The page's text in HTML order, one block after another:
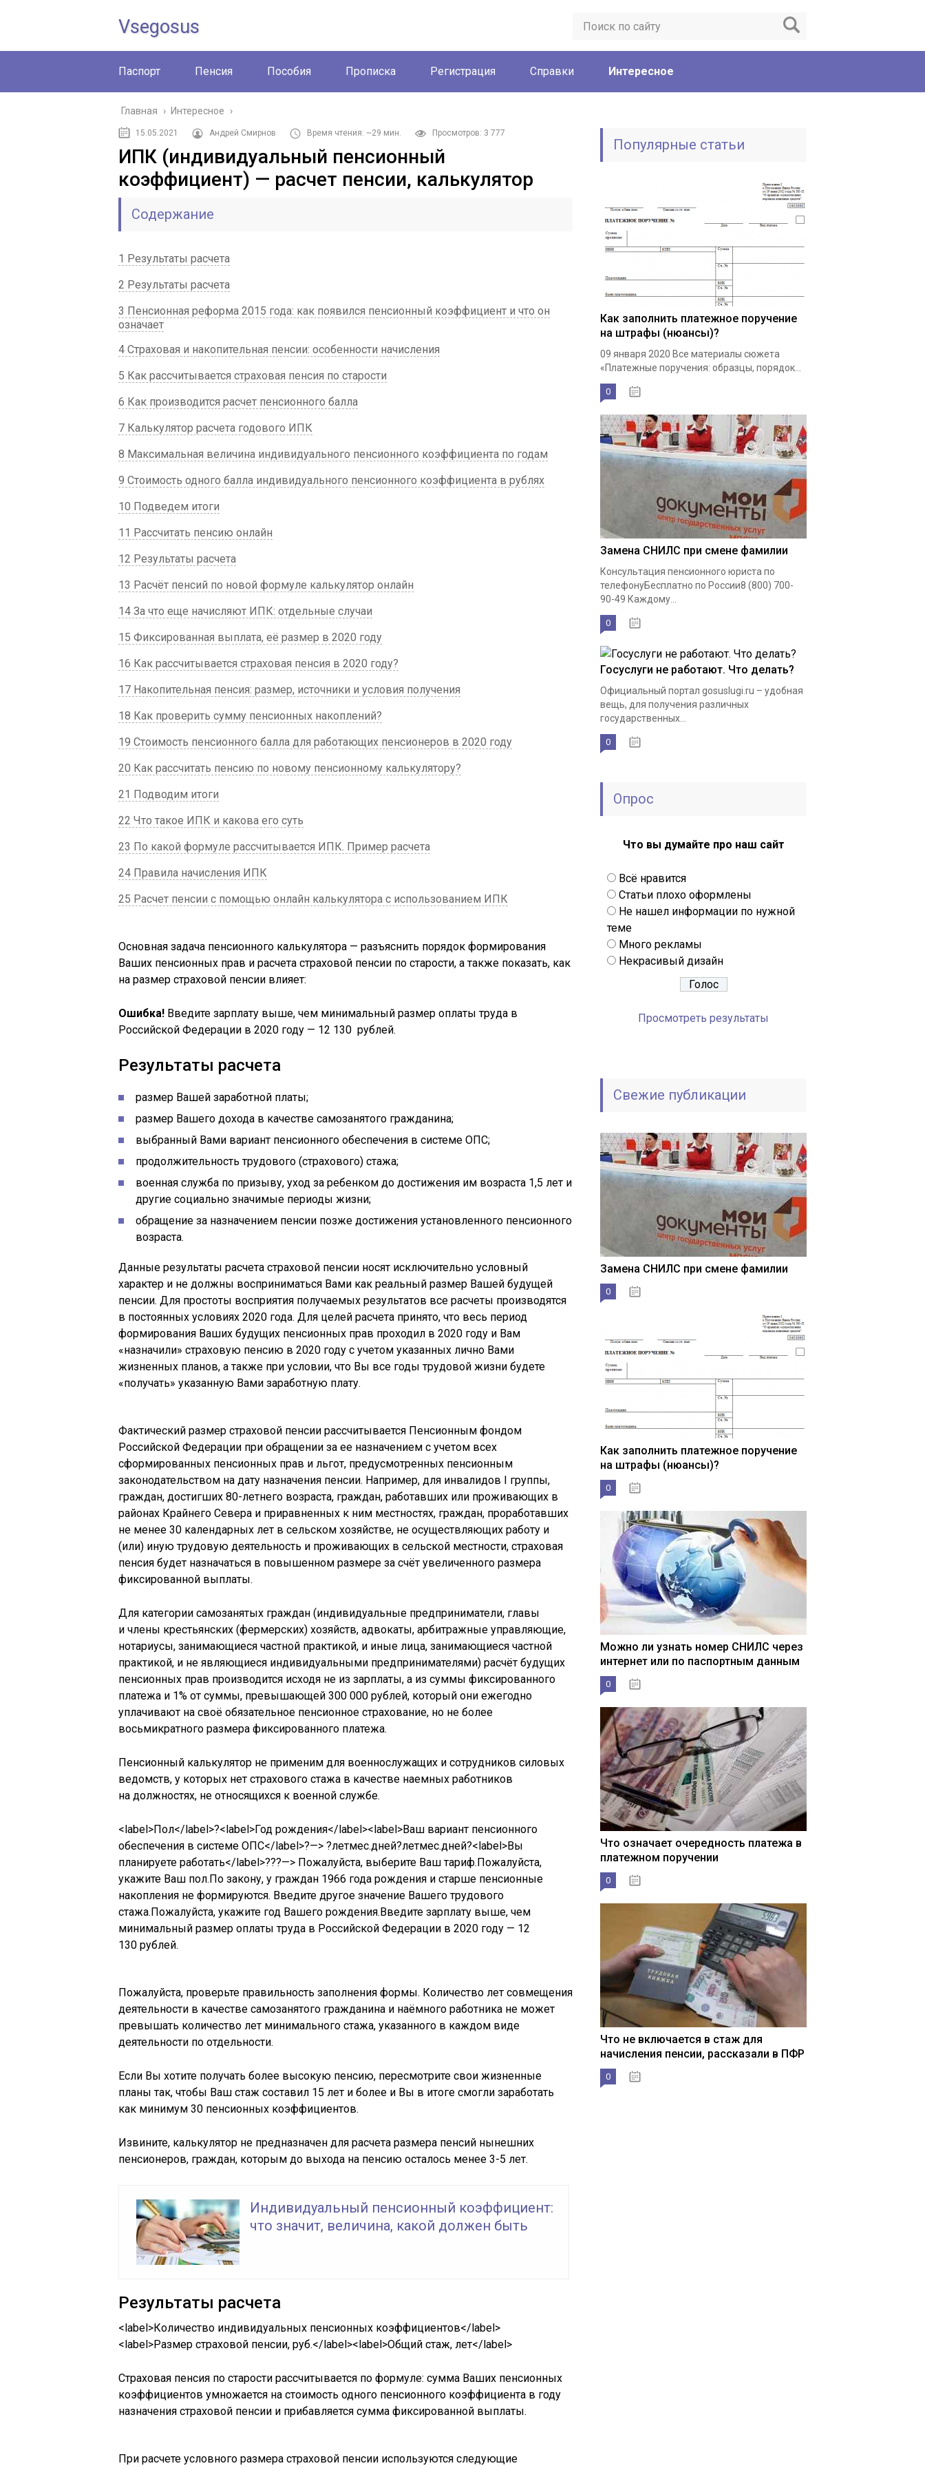
Vsegosus
Паспорт Пенсия Пособия Прописка Регистрация Справки Интересное
Главная › Интересное ›
15.05.2021 Андрей Смирнов Время чтения: ~29 мин. Просмотров: 3 777
ИПК (индивидуальный пенсионный
коэффициент) — расчет пенсии, калькулятор
Содержание
1 Результаты расчета
2 Результаты расчета
3 Пенсионная реформа 2015 года: как появился пенсионный коэффициент и что он
означает
4 Страховая и накопительная пенсии: особенности начисления
5 Как рассчитывается страховая пенсия по старости
6 Как производится расчет пенсионного балла
7 Калькулятор расчета годового ИПК
8 Максимальная величина индивидуального пенсионного коэффициента по годам
9 Стоимость одного балла индивидуального пенсионного коэффициента в рублях
10 Подведем итоги
11 Рассчитать пенсию онлайн
12 Результаты расчета
13 Расчёт пенсий по новой формуле калькулятор онлайн
14 За что еще начисляют ИПК: отдельные случаи
15 Фиксированная выплата, её размер в 2020 году
16 Как рассчитывается страховая пенсия в 2020 году?
17 Накопительная пенсия: размер, источники и условия получения
18 Как проверить сумму пенсионных накоплений?
19 Стоимость пенсионного балла для работающих пенсионеров в 2020 году
20 Как рассчитать пенсию по новому пенсионному калькулятору?
21 Подводим итоги
22 Что такое ИПК и какова его суть
23 По какой формуле рассчитывается ИПК. Пример расчета
24 Правила начисления ИПК
25 Расчет пенсии с помощью онлайн калькулятора с использованием ИПК
Основная задача пенсионного калькулятора — разъяснить порядок формирования
Ваших пенсионных прав и расчета страховой пенсии по старости, а также показать, как
на размер страховой пенсии влияет:
Ошибка! Введите зарплату выше, чем минимальный размер оплаты труда в
Российской Федерации в 2020 году — 12 130 рублей.
Результаты расчета
размер Вашей заработной платы;
размер Вашего дохода в качестве самозанятого гражданина;
выбранный Вами вариант пенсионного обеспечения в системе ОПС;
продолжительность трудового (страхового) стажа;
военная служба по призыву, уход за ребенком до достижения им возраста 1,5 лет и
другие социально значимые периоды жизни;
обращение за назначением пенсии позже достижения установленного пенсионного
возраста.
Данные результаты расчета страховой пенсии носят исключительно условный
характер и не должны восприниматься Вами как реальный размер Вашей будущей
пенсии. Для простоты восприятия получаемых результатов все расчеты производятся
в постоянных условиях 2020 года. Для целей расчета принято, что весь период
формирования Ваших будущих пенсионных прав проходил в 2020 году и Вам
«назначили» страховую пенсию в 2020 году с учетом указанных лично Вами
жизненных планов, а также при условии, что Вы все годы трудовой жизни будете
«получать» указанную Вами заработную плату.
Фактический размер страховой пенсии рассчитывается Пенсионным фондом
Российской Федерации при обращении за ее назначением с учетом всех
сформированных пенсионных прав и льгот, предусмотренных пенсионным
законодательством на дату назначения пенсии. Например, для инвалидов I группы,
граждан, достигших 80-летнего возраста, граждан, работавших или проживающих в
районах Крайнего Севера и приравненных к ним местностях, граждан, проработавших
не менее 30 календарных лет в сельском хозяйстве, не осуществляющих работу и
(или) иную трудовую деятельность и проживающих в сельской местности, страховая
пенсия будет назначаться в повышенном размере за счёт увеличенного размера
фиксированной выплаты.
Для категории самозанятых граждан (индивидуальные предприниматели, главы
и члены крестьянских (фермерских) хозяйств, адвокаты, арбитражные управляющие,
нотариусы, занимающиеся частной практикой, и иные лица, занимающиеся частной
практикой, и не являющиеся индивидуальными предпринимателями) расчёт будущих
пенсионных прав производится исходя не из зарплаты, а из суммы фиксированного
платежа и 1% от суммы, превышающей 300 000 рублей, который они ежегодно
уплачивают на своё обязательное пенсионное страхование, но не более
восьмикратного размера фиксированного платежа.
Пенсионный калькулятор не применим для военнослужащих и сотрудников силовых
ведомств, у которых нет страхового стажа в качестве наемных работников
на должностях, не относящихся к военной службе.
<label>Пол</label>?<label>Год рождения</label><label>Ваш вариант пенсионного
обеспечения в системе ОПС</label>?—> ?летмес.дней?летмес.дней?<label>Вы
планируете работать</label>???—> Пожалуйста, выберите Ваш тариф.Пожалуйста,
укажите Ваш пол.По закону, у граждан 1966 года рождения и старше пенсионные
накопления не формируются. Введите другое значение Вашего трудового
стажа.Пожалуйста, укажите год Вашего рождения.Введите зарплату выше, чем
минимальный размер оплаты труда в Российской Федерации в 2020 году — 12
130 рублей.
Пожалуйста, проверьте правильность заполнения формы. Количество лет совмещения
деятельности в качестве самозанятого гражданина и наёмного работника не может
превышать количество лет минимального стажа, указанного в каждом виде
деятельности по отдельности.
Если Вы хотите получать более высокую пенсию, пересмотрите свои жизненные
планы так, чтобы Ваш стаж составил 15 лет и более и Вы в итоге смогли заработать
как минимум 30 пенсионных коэффициентов.
Извините, калькулятор не предназначен для расчета размера пенсий нынешних
пенсионеров, граждан, которым до выхода на пенсию осталось менее 3-5 лет.
Индивидуальный пенсионный коэффициент:
что значит, величина, какой должен быть
Результаты расчета
<label>Количество индивидуальных пенсионных коэффициентов</label>
<label>Размер страховой пенсии, руб.</label><label>Общий стаж, лет</label>
Страховая пенсия по старости рассчитывается по формуле: сумма Ваших пенсионных
коэффициентов умножается на стоимость одного пенсионного коэффициента в году
назначения страховой пенсии и прибавляется сумма фиксированной выплаты.
При расчете условного размера страховой пенсии используются следующие
Популярные статьи
Как заполнить платежное поручение
на штрафы (нюансы)?
09 января 2020 Все материалы сюжета
«Платежные поручения: образцы, порядок...
0
Замена СНИЛС при смене фамилии
Консультация пенсионного юриста по
телефонуБесплатно по России8 (800) 700-
90-49 Каждому...
0
Госуслуги не работают. Что делать?
Официальный портал gosuslugi.ru – удобная
вещь, для получения различных
государственных...
0
Опрос
Что вы думайте про наш сайт
Всё нравится
Статьи плохо оформлены
Не нашел информации по нужной
теме
Много рекламы
Некрасивый дизайн
Просмотреть результаты
Свежие публикации
Замена СНИЛС при смене фамилии
0
Как заполнить платежное поручение
на штрафы (нюансы)?
0
Можно ли узнать номер СНИЛС через
интернет или по паспортным данным
0
Что означает очередность платежа в
платежном поручении
0
Что не включается в стаж для
начисления пенсии, рассказали в ПФР
0